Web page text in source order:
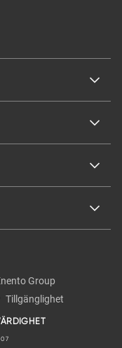
Group
Tillgänglighet